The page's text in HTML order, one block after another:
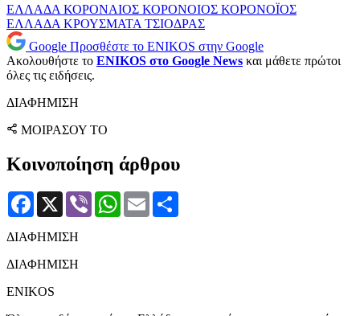
ΕΛΛΑΔΑ ΚΟΡΟΝΑΙΟΣ ΚΟΡΟΝΟΙΟΣ ΚΟΡΟΝΟΪΟΣ
ΕΛΛΑΔΑ ΚΡΟΥΣΜΑΤΑ ΤΣΙΟΔΡΑΣ
Google Προσθέστε το ENIKOS στην Google
Ακολουθήστε το ENIKOS στο Google News και μάθετε πρώτοι
όλες τις ειδήσεις.
ΔΙΑΦΗΜΙΣΗ
ΜΟΙΡΑΣΟΥ ΤΟ
Κοινοποίηση άρθρου
Facebook
X Viber WhatsApp
Email
ΔΙΑΦΗΜΙΣΗ
ΔΙΑΦΗΜΙΣΗ
ENIKOS